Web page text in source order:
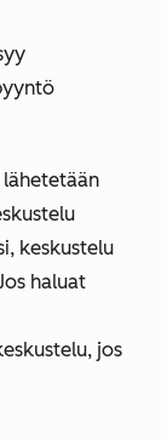
keskustelu
haluat
jos